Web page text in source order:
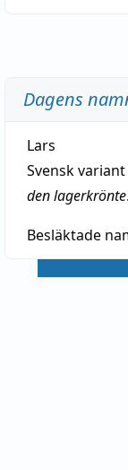
Dagens
Lars
Svensk
den lagerkrönte.
Besläktade